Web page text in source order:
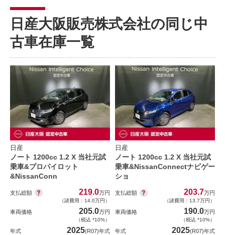
日産大阪販売株式会社の同じ中
古車在庫一覧
日産
ノート 1200cc 1.2 X 当社元試
乗車&プロパイロット
&NissanConn
支払総額 219.0万円
（諸費用：14.0万円）
車両価格 205.0万円
（税込 *10%）
年式 2025(R07)年式
日産
ノート 1200cc 1.2 X 当社元試
乗車&NissanConnectナビゲー
ショ
支払総額 203.7万円
（諸費用：13.7万円）
車両価格 190.0万円
（税込 *10%）
年式 2025(R07)年式